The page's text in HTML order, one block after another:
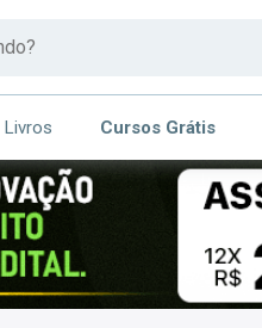
Livros Cursos Grátis